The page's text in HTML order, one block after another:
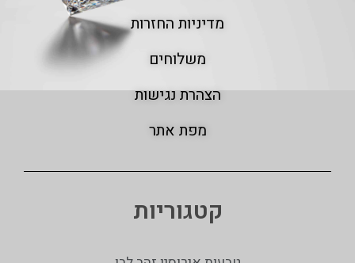
מדיניות החזרות
משלוחים
הצהרת נגישות
מפת אתר
קטגוריות